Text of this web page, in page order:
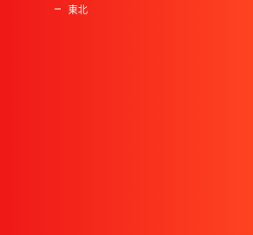
東北